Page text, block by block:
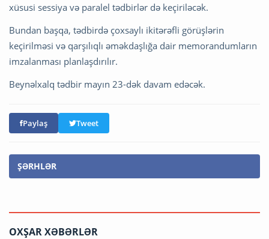
xüsusi sessiya və paralel tədbirlər də keçiriləcək.
Bundan başqa, tədbirdə çoxsaylı ikitərəfli görüşlərin
keçirilməsi və qarşılıqlı əməkdaşlığa dair memorandumların
imzalanması planlaşdırılır.
Beynəlxalq tədbir mayın 23-dək davam edəcək.
Paylaş Tweet
ŞƏRHLƏR
OXŞAR XƏBƏRLƏR